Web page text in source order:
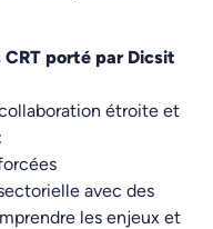
porté par Dicsit
étroite et
avec des
les enjeux et